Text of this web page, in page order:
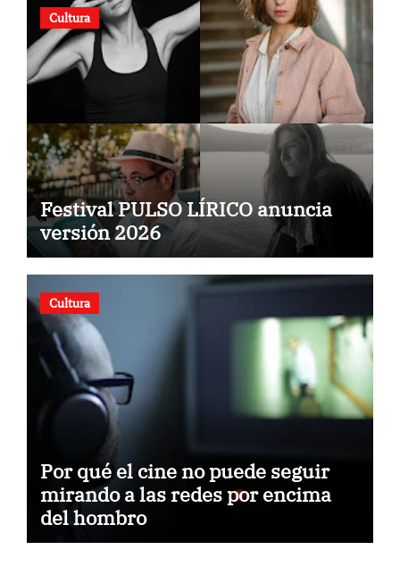
Cultura
Festival PULSO LÍRICO anuncia
versión 2026
Cultura
Por qué el cine no puede seguir
mirando a las redes por encima
del hombro